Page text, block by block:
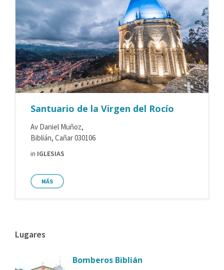
Santuario de la Virgen del Rocío
Av Daniel Muñoz,
Biblián, Cañar 030106
in IGLESIAS
MÁS
Lugares
Bomberos Biblián